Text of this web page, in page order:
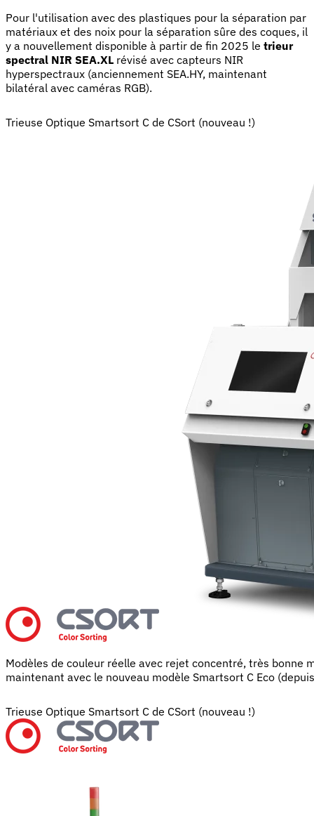
Pour l'utilisation avec des plastiques pour la séparation par
matériaux et des noix pour la séparation sûre des coques, il
y a nouvellement disponible à partir de fin 2025 le trieur
spectral NIR SEA.XL révisé avec capteurs NIR
hyperspectraux (anciennement SEA.HY, maintenant
bilatéral avec caméras RGB).
Trieuse Optique Smartsort C de CSort (nouveau !)
Modèles de couleur réelle avec rejet concentré, très bonne
maintenant avec le nouveau modèle Smartsort C Eco
Trieuse Optique Smartsort C de CSort (nouveau !)